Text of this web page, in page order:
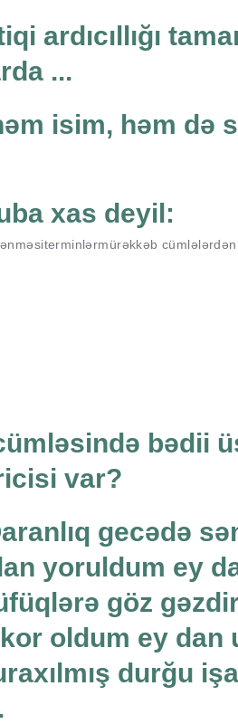
ardıcıllığı
...
isim, həm də
xas deyil:
terminlərmürəkkəb
bədii
var?
yoruldum
göz
oldum
durğu